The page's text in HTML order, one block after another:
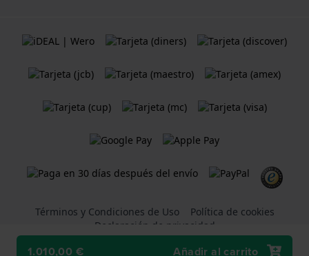
1.010,00 € Añadir al carrito
Términos y Condiciones de Uso
Política de cookies
Declaración de privacidad